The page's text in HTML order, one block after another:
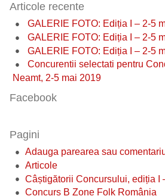
Articole recente
GALERIE FOTO: Ediția I – 2-5
GALERIE FOTO: Ediția I – 2-5
GALERIE FOTO: Ediția I – 2-5
Concurentii selectati pentru
Neamt, 2-5 mai 2019
Facebook
Pagini
Adauga parearea sau
Articole
Câștigătorii Concursului, ediția I
Concurs B Zone Folk România